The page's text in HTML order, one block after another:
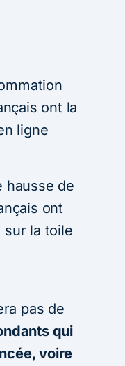
ont la
ligne
hausse de
ont
sur la toile
pas de
qui
voire